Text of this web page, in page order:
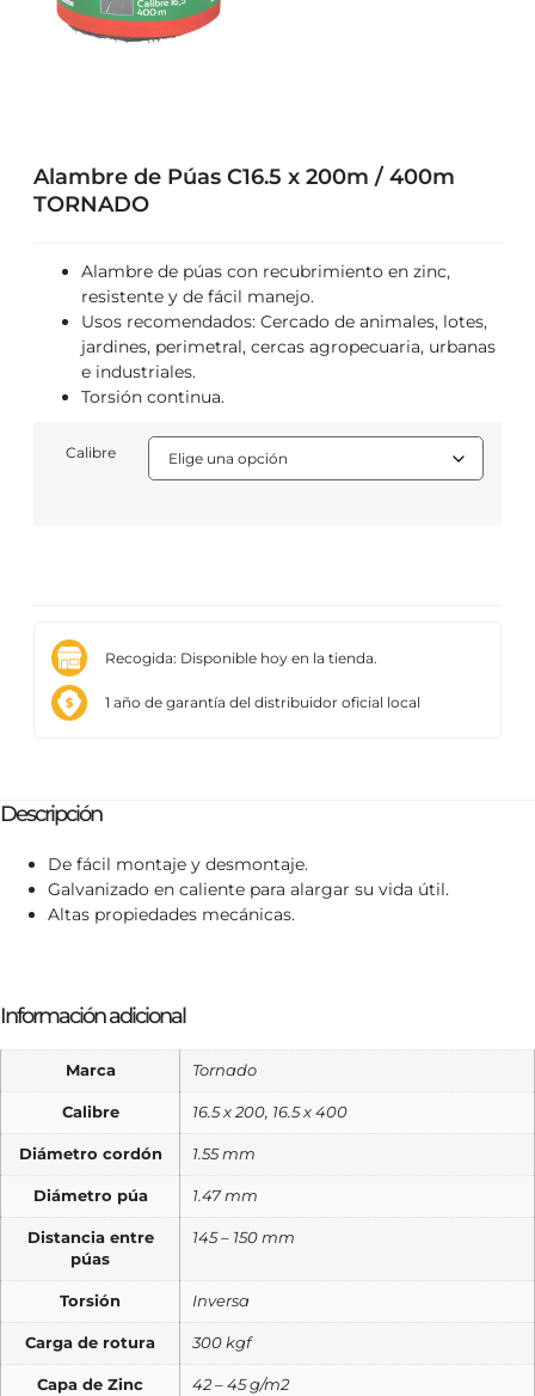
Alambre de Púas C16.5 x 200m / 400m
TORNADO
Alambre de púas con recubrimiento en zinc,
resistente y de fácil manejo.
Usos recomendados: Cercado de animales, lotes,
jardines, perimetral, cercas agropecuaria, urbanas
e industriales.
Torsión continua.
Calibre
Recogida: Disponible hoy en la tienda.
1 año de garantía del distribuidor oficial local
Descripción
De fácil montaje y desmontaje.
Galvanizado en caliente para alargar su vida útil.
Altas propiedades mecánicas.
Información adicional
Marca Tornado
Calibre 16.5 x 200, 16.5 x 400
Diámetro cordón 1.55 mm
Diámetro púa 1.47 mm
Distancia entre
púas
145 – 150 mm
Torsión Inversa
Carga de rotura 300 kgf
Capa de Zinc 42 – 45 g/m2